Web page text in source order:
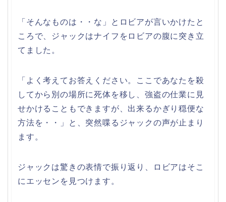
「そんなものは・・な」とロビアが言いかけたと
ころで、ジャックはナイフをロビアの腹に突き立
てました。
「よく考えてお答えください。ここであなたを殺
してから別の場所に死体を移し、強盗の仕業に見
せかけることもできますが、出来るかぎり穏便な
方法を・・」と、突然喋るジャックの声が止まり
ます。
ジャックは驚きの表情で振り返り、ロビアはそこ
にエッセンを見つけます。